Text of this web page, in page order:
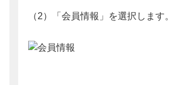
（2）「会員情報」を選択します。